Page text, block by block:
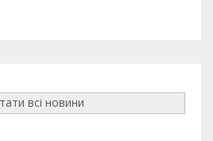
всі новини